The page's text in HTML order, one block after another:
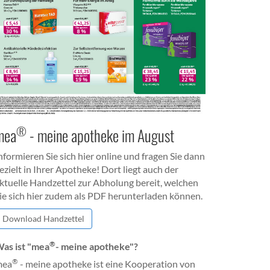
® - meine apotheke im August
Sie sich hier online und fragen Sie dann
in Ihrer Apotheke! Dort liegt auch der
Handzettel zur Abholung bereit, welchen
sich hier zudem als PDF herunterladen können.
Download Handzettel
ist "mea®- meine apotheke"?
® - meine apotheke ist eine Kooperation von